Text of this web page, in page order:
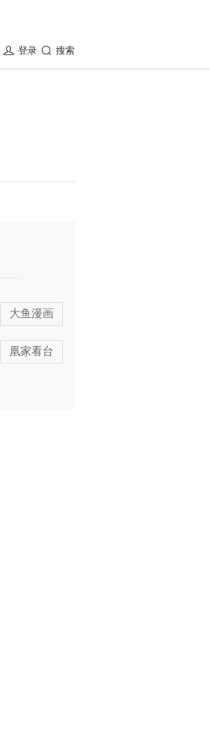
搜索
登录
大鱼漫画
凰家看台